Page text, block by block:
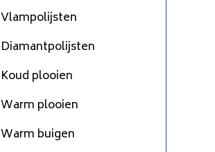
Vlampolijsten
Diamantpolijsten
Koud plooien
Warm plooien
Warm buigen